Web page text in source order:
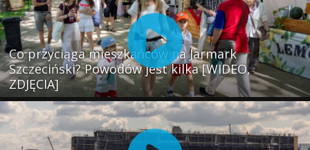
Co przyciąga mieszkańców na Jarmark
Szczeciński? Powodów jest kilka [WIDEO,
ZDJĘCIA]